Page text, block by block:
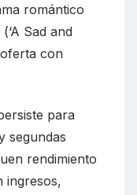
romántico
Sad and
con
para
segundas
rendimiento
ingresos,